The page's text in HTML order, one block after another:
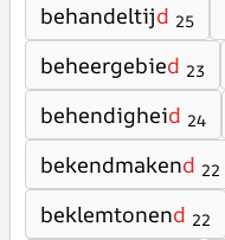
behandeltijd 25
beheergebied 23
behendigheid 24
bekendmakend 22
beklemtonend 22